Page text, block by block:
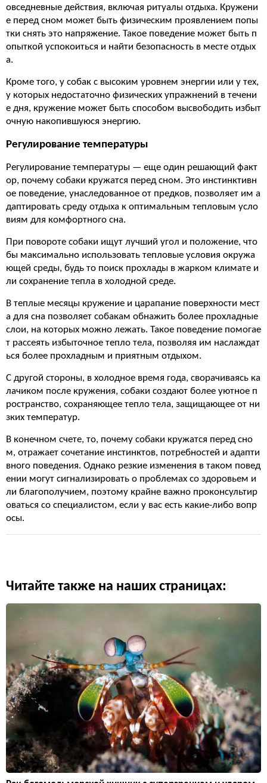
овседневные действия, включая ритуалы отдыха. Кружени
е перед сном может быть физическим проявлением попы
тки снять это напряжение. Такое поведение может быть п
опыткой успокоиться и найти безопасность в месте отдых
а.
Кроме того, у собак с высоким уровнем энергии или у тех,
у которых недостаточно физических упражнений в течени
е дня, кружение может быть способом высвободить избыт
очную накопившуюся энергию.
Регулирование температуры
Регулирование температуры — еще один решающий факт
ор, почему собаки кружатся перед сном. Это инстинктивн
ое поведение, унаследованное от предков, позволяет им а
даптировать среду отдыха к оптимальным тепловым усло
виям для комфортного сна.
При повороте собаки ищут лучший угол и положение, что
бы максимально использовать тепловые условия окружа
ющей среды, будь то поиск прохлады в жарком климате и
ли сохранение тепла в холодной среде.
В теплые месяцы кружение и царапание поверхности мест
а для сна позволяет собакам обнажить более прохладные
слои, на которых можно лежать. Такое поведение помогае
т рассеять избыточное тепло тела, позволяя им наслаждат
ься более прохладным и приятным отдыхом.
С другой стороны, в холодное время года, сворачиваясь ка
лачиком после кружения, собаки создают более уютное п
ространство, сохраняющее тепло тела, защищающее от ни
зких температур.
В конечном счете, то, почему собаки кружатся перед сно
м, отражает сочетание инстинктов, потребностей и адапти
вного поведения. Однако резкие изменения в таком повед
ении могут сигнализировать о проблемах со здоровьем и
ли благополучием, поэтому крайне важно проконсультир
оваться со специалистом, если у вас есть какие-либо вопр
осы.
Читайте также на наших страницах: